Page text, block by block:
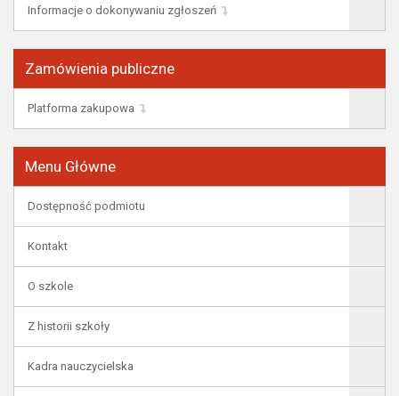
Informacje o dokonywaniu zgłoszeń
Zamówienia publiczne
Platforma zakupowa
Menu Główne
Dostępność podmiotu
Kontakt
O szkole
Z historii szkoły
Kadra nauczycielska